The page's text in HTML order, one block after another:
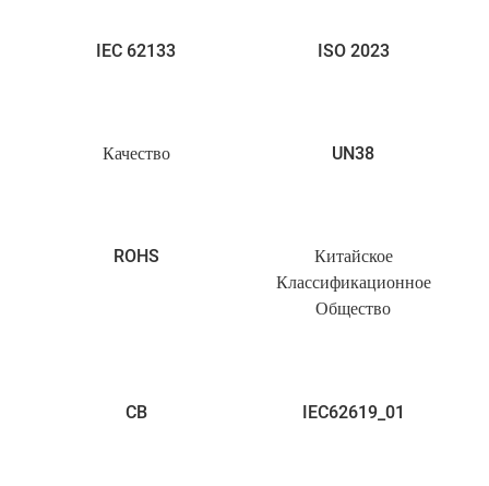
IEC 62133 ISO 2023
Качество UN38
ROHS
Китайское
Классификационное
Общество
CB IEC62619_01